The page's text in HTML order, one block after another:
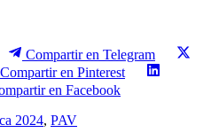
Compartir en Telegram
Compartir en Pinterest
en Facebook
2024, PAV